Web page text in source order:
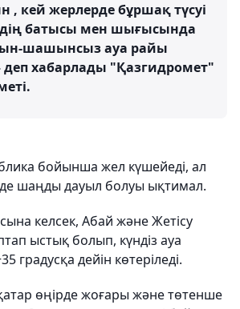
кей жерлерде бұршақ түсуі
батысы мен шығысында
шашынсыз ауа райы
деп хабарлады "Қазгидромет"
бойынша жел күшейеді, ал
шаңды дауыл болуы ықтимал.
келсек, Абай және Жетісу
ыстық болып, күндіз ауа
градусқа дейін көтеріледі.
өңірде жоғары және төтенше